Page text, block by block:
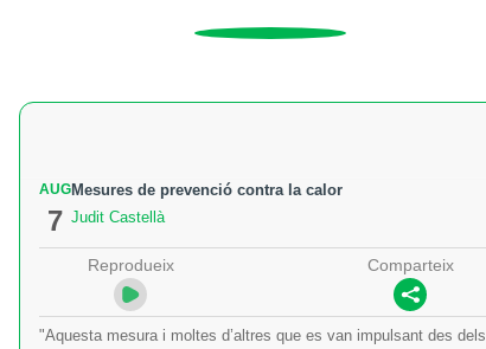
AUG
7
Mesures de prevenció contra la calor
Judit Castellà
Reprodueix Comparteix
"Aquesta mesura i moltes d’altres que es van impulsant des dels